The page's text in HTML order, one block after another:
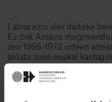
Laboa ezin uler daiteke
Ez dok Amairu
zen 1966-1972 urteen
aldatu zuen euskal
Iriondo, Benito Lertxundi,